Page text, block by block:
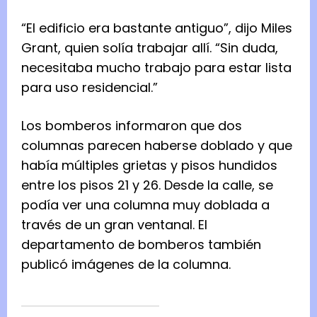
“El edificio era bastante antiguo”, dijo Miles
Grant, quien solía trabajar allí. “Sin duda,
necesitaba mucho trabajo para estar lista
para uso residencial.”
Los bomberos informaron que dos
columnas parecen haberse doblado y que
había múltiples grietas y pisos hundidos
entre los pisos 21 y 26. Desde la calle, se
podía ver una columna muy doblada a
través de un gran ventanal. El
departamento de bomberos también
publicó imágenes de la columna.